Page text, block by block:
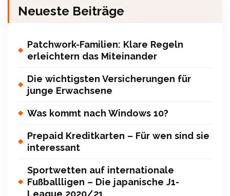
Neueste Beiträge
Patchwork-Familien: Klare Regeln
erleichtern das Miteinander
Die wichtigsten Versicherungen für
junge Erwachsene
Was kommt nach Windows 10?
Prepaid Kreditkarten – Für wen sind sie
interessant
Sportwetten auf internationale
Fußballligen – Die japanische J1-
League 2020/21